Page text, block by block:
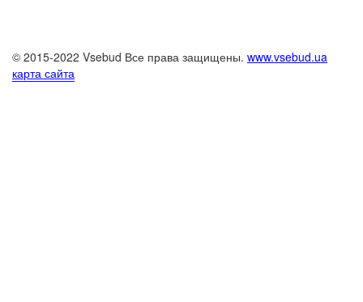
© 2015-2022 Vsebud Все права защищены. www.vsebud.ua
карта сайта